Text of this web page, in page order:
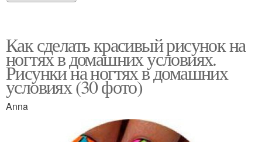
Как сделать красивый рисунок на
ногтях в домашних условиях.
Рисунки на ногтях в домашних
условиях (30 фото)
Anna